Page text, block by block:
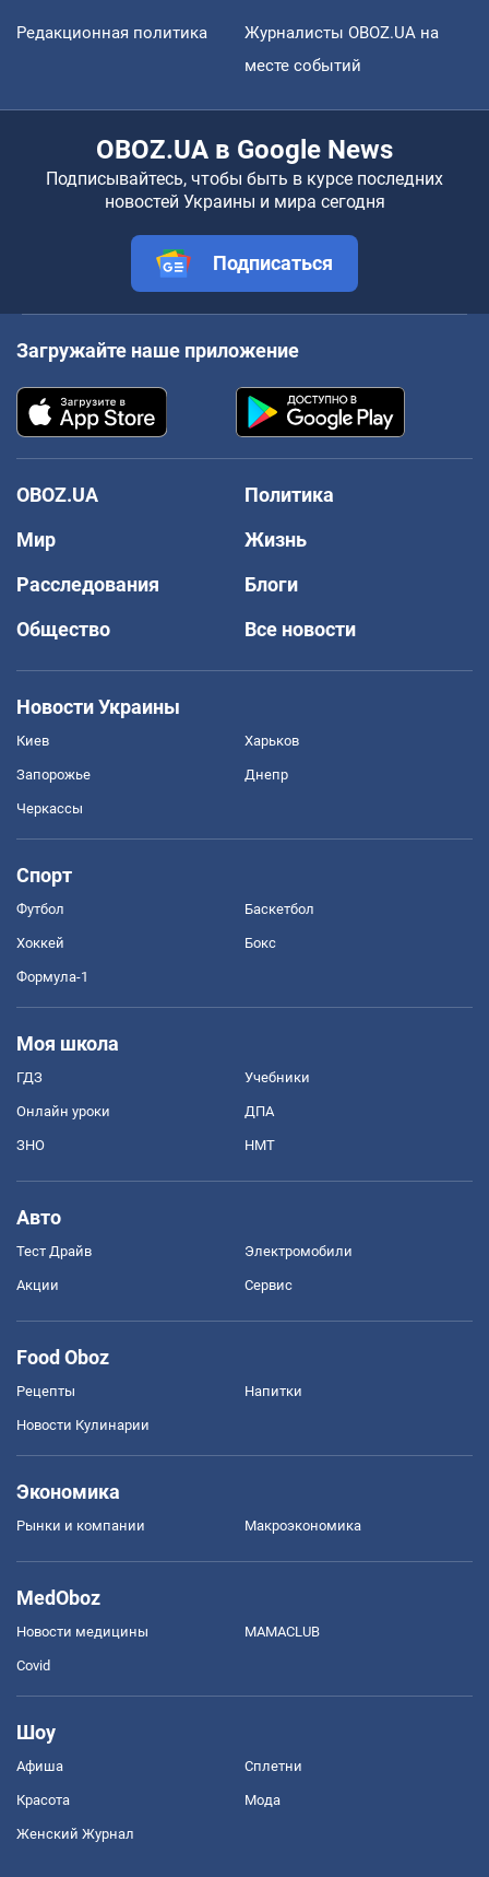
Редакционная политика
Журналисты OBOZ.UA на
месте событий
OBOZ.UA в Google News
Подписывайтесь, чтобы быть в курсе последних
новостей Украины и мира сегодня
Подписаться
Загружайте наше приложение
OBOZ.UA
Политика
Мир
Жизнь
Расследования
Блоги
Общество
Все новости
Новости Украины
Киев Харьков
Запорожье Днепр
Черкассы
Спорт
Футбол Баскетбол
Хоккей Бокс
Формула-1
Моя школа
ГДЗ Учебники
Онлайн уроки ДПА
ЗНО НМТ
Авто
Тест Драйв Электромобили
Акции Сервис
Food Oboz
Рецепты Напитки
Новости Кулинарии
Экономика
Рынки и компании Mакроэкономика
MedOboz
Новости медицины MAMACLUB
Covid
Шоу
Афиша Сплетни
Красота Мода
Женский Журнал